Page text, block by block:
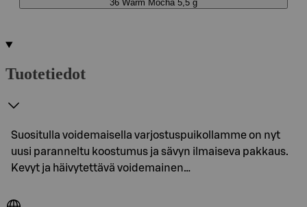
36 Warm Mocha 5,5 g
Tuotetiedot
Suositulla voidemaisella varjostuspuikollamme on nyt
uusi paranneltu koostumus ja sävyn ilmaiseva pakkaus.
Kevyt ja häivytettävä voidemainen…